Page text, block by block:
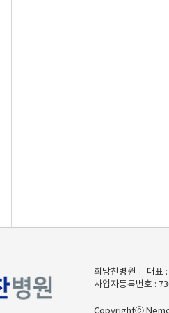
희망찬병원ㅣ 대표
사업자등록번호 :